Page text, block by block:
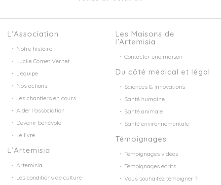
L’Association
Notre histoire
Lucile Cornet Vernet
L’équipe
Nos actions
Les chantiers en cours
Aider l’association
Devenir bénévole
Le livre
L’Artemisia
Artemisia
Les conditions de culture
Les Maisons de
l’Artemisia
Contacter une maison
Du côté médical et légal
Sciences & innovations
Santé humaine
Santé animale
Santé environnementale
Témoignages
Témoignages vidéos
Témoignages écrits
Vous souhaitez témoigner ?